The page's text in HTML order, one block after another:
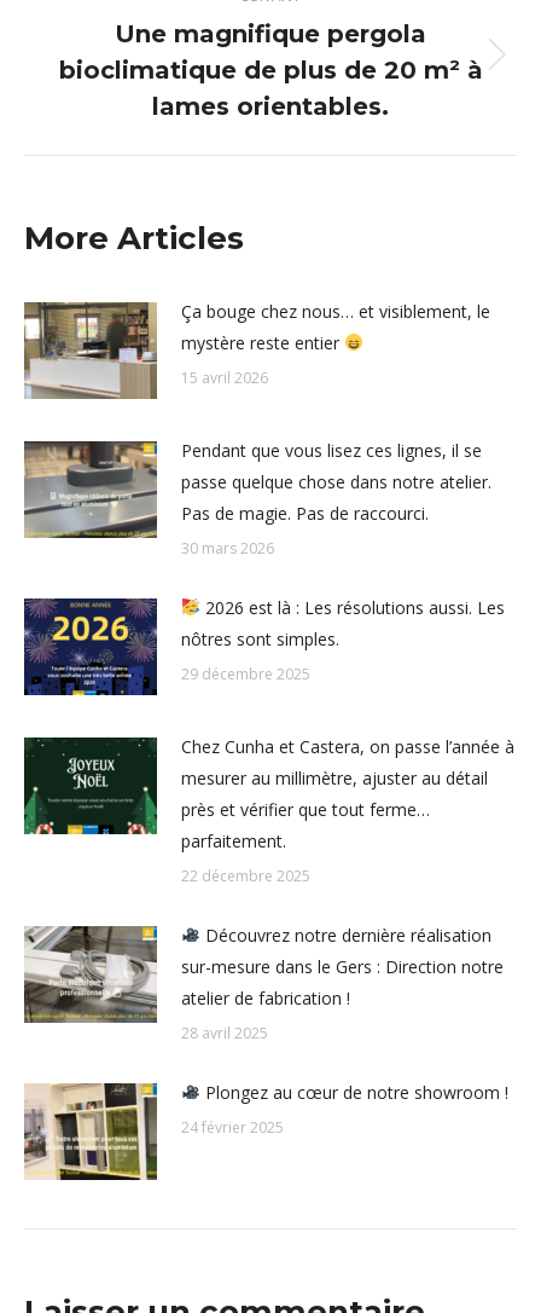
Article
suivant
Une magnifique pergola
bioclimatique de plus de 20 m² à
lames orientables.
More Articles
Ça bouge chez nous… et visiblement, le
mystère reste entier
15 avril 2026
Pendant que vous lisez ces lignes, il se
passe quelque chose dans notre atelier.
Pas de magie. Pas de raccourci.
30 mars 2026
2026 est là : Les résolutions aussi. Les
nôtres sont simples.
29 décembre 2025
Chez Cunha et Castera, on passe l’année à
mesurer au millimètre, ajuster au détail
près et vérifier que tout ferme…
parfaitement.
22 décembre 2025
Découvrez notre dernière réalisation
sur-mesure dans le Gers : Direction notre
atelier de fabrication !
28 avril 2025
Plongez au cœur de notre showroom !
24 février 2025